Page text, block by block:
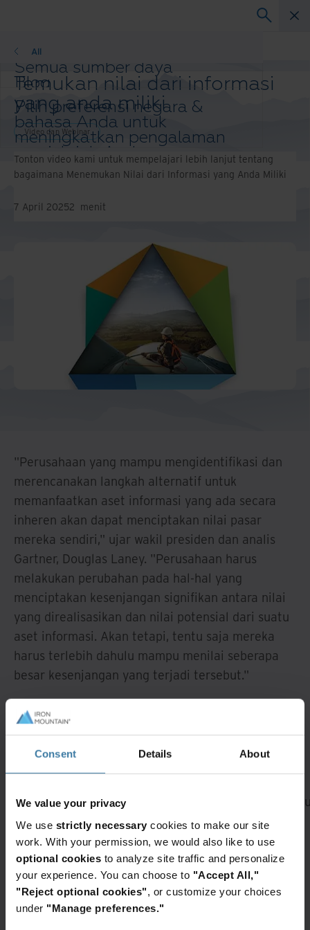
Consent Details About
We value your privacy
We use strictly necessary cookies to make our site
work. With your permission, we would also like to use
optional cookies to analyze site traffic and personalize
your experience. You can choose to "Accept All,"
"Reject optional cookies" , or customize your choices
under "Manage preferences."
Semua sumber daya
Blog
Kisah Keberhasilan Pelanggan
Panduan Solusi
Webinar
Laporan Resmi
All
Pilih preferensi negara &
bahasa Anda untuk
meningkatkan pengalaman
menjelajah Anda.
Ubah wilayah dan bahasa
Anda
Europe and Southern Africa
Middle East North Africa And Turkey
Webinar
Temukan nilai dari informasi
yang anda miliki
Video dan Webinar
Tonton video kami untuk mempelajari lebih lanjut tentang
bagaimana Menemukan Nilai dari Informasi yang Anda Miliki
7 April 20252 menit
"Perusahaan yang mampu mengidentifikasi dan
merencanakan langkah alternatif untuk
memanfaatkan aset informasi yang ada secara
inheren akan dapat menciptakan nilai pasar
mereka sendiri," ujar wakil presiden dan analis
Gartner, Douglas Laney. "Perusahaan harus
melakukan perubahan pada hal-hal yang
menciptakan kesenjangan signifikan antara nilai
yang direalisasikan dan nilai potensial dari suatu
aset informasi. Akan tetapi, tentu saja mereka
harus terlebih dahulu mampu menilai seberapa
besar kesenjangan yang terjadi tersebut."
Tonton video kami untuk mempelajari lebih lanjut
tentang bagaimana Menemukan Nilai dari
Informasi yang Anda Miliki.
A rendering error occurred:Loading chunk 432
https://resources.ironmountain.com/_next/static/
Layanan & solusi unggulan
InSight
DXP
Kelola,
sederhanakan,
InSight
Intelligent
Document
Processing
Transformasi
digital:
Apakah
sudah kita